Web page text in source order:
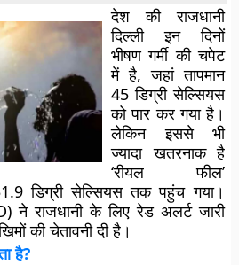
देश की राजधानी
दिल्ली इन दिनों
भीषण गर्मी की चपेट
में है, जहां तापमान
45 डिग्री सेल्सियस
को पार कर गया है।
लेकिन इससे भी
ज्यादा खतरनाक है
‘रीयल फील’
डिग्री सेल्सियस तक पहुंच गया।
ने राजधानी के लिए रेड अलर्ट जारी
की चेतावनी दी है।
है?